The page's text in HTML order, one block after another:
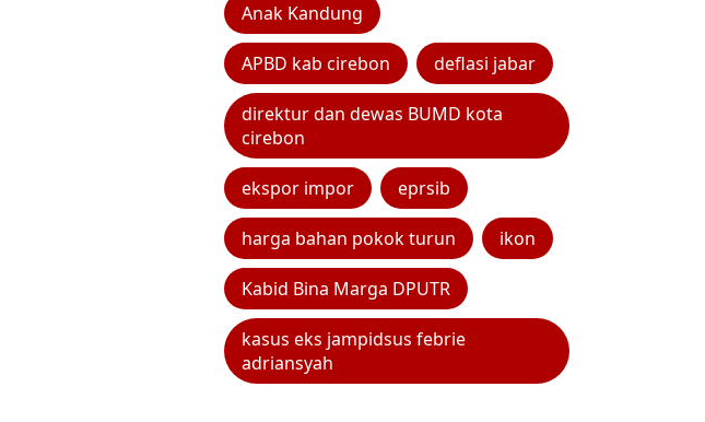
Anak Kandung
APBD kab cirebon deflasi jabar
direktur dan dewas BUMD kota
cirebon
ekspor impor eprsib
harga bahan pokok turun ikon
Kabid Bina Marga DPUTR
kasus eks jampidsus febrie
adriansyah